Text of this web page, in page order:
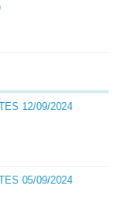
12/09/2024
05/09/2024